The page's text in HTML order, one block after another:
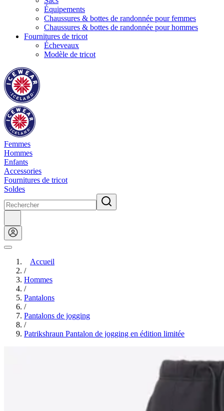
Équipements
Chaussures & bottes de randonnée pour femmes
Chaussures & bottes de randonnée pour hommes
Fournitures de tricot
Écheveaux
Modèle de tricot
Femmes
Hommes
Enfants
Accessories
Fournitures de tricot
Soldes
Accueil
/
Hommes
/
Pantalons
/
Pantalons de jogging
/
Patrikshraun Pantalon de jogging en édition limitée